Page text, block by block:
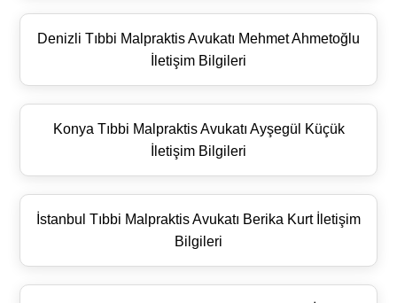
Denizli Tıbbi Malpraktis Avukatı Mehmet Ahmetoğlu
İletişim Bilgileri
Konya Tıbbi Malpraktis Avukatı Ayşegül Küçük
İletişim Bilgileri
İstanbul Tıbbi Malpraktis Avukatı Berika Kurt İletişim
Bilgileri